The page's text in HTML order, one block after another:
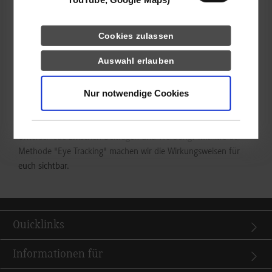
Cookies zulassen
Auswahl erlauben
Nur notwendige Cookies
Future“ sind Schüler*innen zu verschiedenen Online-
Veranstaltungen der Hochschulen und Universitäten der Region
Stuttgart eingeladen.
Am 17.02.2023 um 16 Uhr findet eine weitere Veranstaltung
der Reihe an der DHBW Stuttgart statt: "Tik Tok, Instagram und
Co. – Wie wirkt Werbung in den sozialen Medien?"
Wie werden Anzeigen wahrgenommen? Wie erkennt man
Unterschiede zwischen Beiträgen und Werbung? Mithilfe der
Methode "Eye Tracking" machen wir die Wirkungsweisen für
euch sichtbar.
Quicklinks
Informationen für